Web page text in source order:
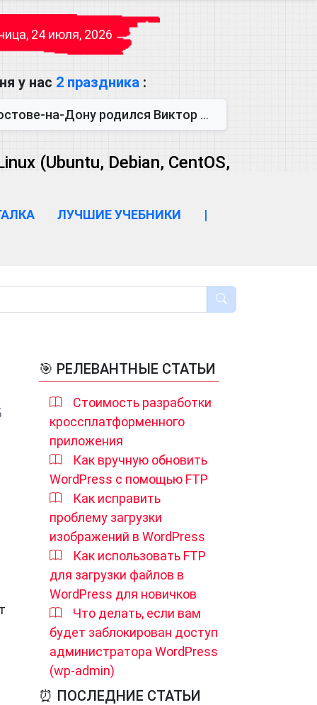
24 июля, 2026
у нас 2 праздника :
Виктор Михайлович Глушков. Под руководством Виктора Михайло...
(Ubuntu, Debian, CentOS,
ЛУЧШИЕ УЧЕБНИКИ |
🎯 РЕЛЕВАНТНЫЕ СТАТЬИ
Стоимость разработки
кроссплатформенного
приложения
Как вручную обновить
WordPress с помощью FTP
Как исправить
проблему загрузки
изображений в WordPress
Как использовать FTP
для загрузки файлов в
WordPress для новичков
Что делать, если вам
будет заблокирован доступ
администратора WordPress
(wp-admin)
⏰ ПОСЛЕДНИЕ СТАТЬИ